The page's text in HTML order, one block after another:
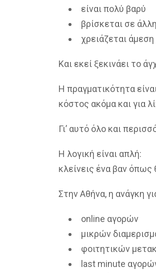
είναι πολύ βαρύ
βρίσκεται σε
χρειάζεται
Και εκεί ξεκινάει το
Η πραγματικότητα
κόστος ακόμα και για
Γι’ αυτό όλο και
Η λογική είναι απλή:
κλείνεις ένα βαν όπως
Στην Αθήνα, η ανάγκη
online αγορών
μικρών
φοιτητικών
last minute